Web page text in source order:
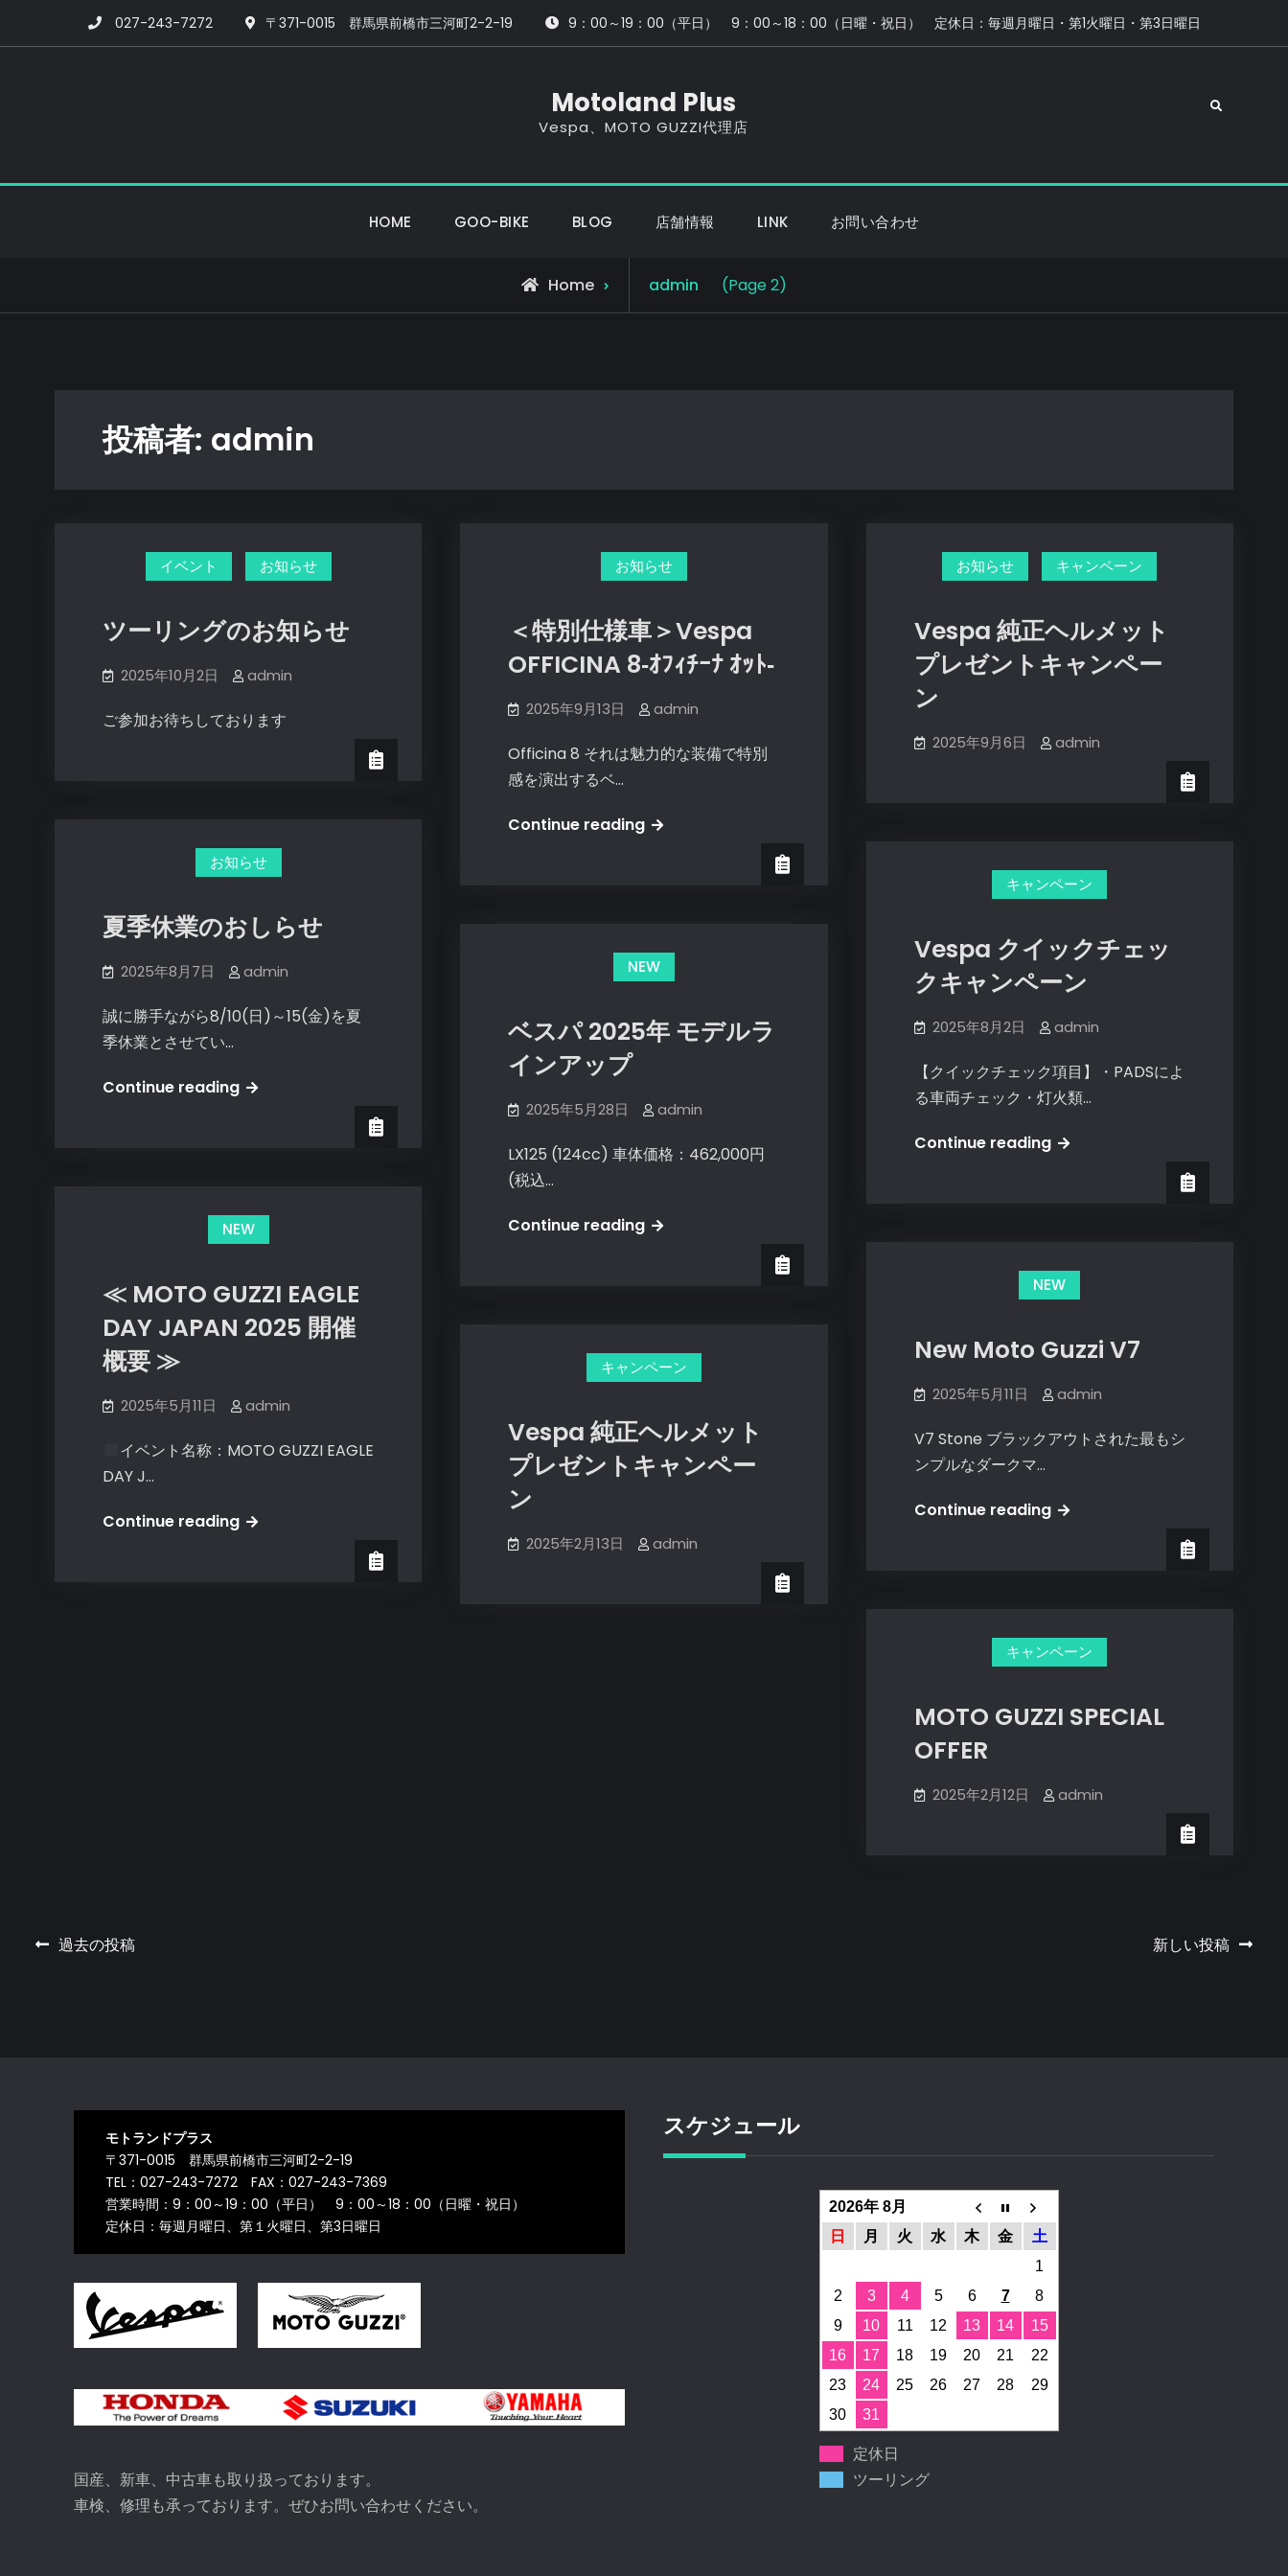
027-243-7272 〒371-0015 群馬県前橋市三河町2-2-19 9：00～19：00（平日） 9：00～18：00（日曜・祝日） 定休日：毎週月曜日・第1火曜日・第3日曜日
Motoland Plus
Vespa、MOTO GUZZI代理店
Search
HOME GOO-BIKE BLOG 店舗情報 LINK お問い合わせ
Home
View
all
admin (Page 2)
投稿者: admin
イベント お知らせ
ツーリングのお知らせ
2025年10月2日 admin
ご参加お待ちしております
お知らせ
＜特別仕様車＞Vespa
OFFICINA 8‐ｵﾌｨﾁｰﾅ ｵｯﾄ‐
2025年9月13日 admin
Officina 8 それは魅力的な装備で特別
感を演出するベ…
Continue reading＜
車
＞
OFFICINA
ﾌ
ﾁ
ｵ
お知らせ キャンペーン
Vespa 純正ヘルメット
プレゼントキャンペー
ン
2025年9月6日 admin
お知らせ
夏季休業のおしらせ
2025年8月7日 admin
誠に勝手ながら8/10(日)～15(金)を夏
季休業とさせてい…
Continue reading夏
お
し
せ
キャンペーン
Vespa クイックチェッ
クキャンペーン
2025年8月2日 admin
【クイックチェック項目】・PADSによ
る車両チェック・灯火類…
Continue readingVespa
チ
ェ
ク
ャ
ペ
ン
NEW
ベスパ 2025年 モデルラ
インアップ
2025年5月28日 admin
LX125 (124cc) 車体価格：462,000円
(税込…
Continue readingベ
モ
デ
ラ
イ
ン
ッ
NEW
≪ MOTO GUZZI EAGLE
DAY JAPAN 2025 開催
概要 ≫
2025年5月11日 admin
イベント名称：MOTO GUZZI EAGLE
DAY J…
Continue reading≪
NEW
New Moto Guzzi V7
2025年5月11日 admin
V7 Stone ブラックアウトされた最もシ
ンプルなダークマ…
Continue readingNew
キャンペーン
Vespa 純正ヘルメット
プレゼントキャンペー
ン
2025年2月13日 admin
キャンペーン
MOTO GUZZI SPECIAL
OFFER
2025年2月12日 admin
投過去の投稿 新しい投稿
モトランドプラス
〒371-0015 群馬県前橋市三河町2-2-19
TEL：027-243-7272 FAX：027-243-7369
営業時間：9：00～19：00（平日） 9：00～18：00（日曜・祝日）
定休日：毎週月曜日、第１火曜日、第3日曜日
国産、新車、中古車も取り扱っております。
車検、修理も承っております。ぜひお問い合わせください。
スケジュール
2026年 8月
日
月 火 水 木 金
土
1
2
3 4 5 6 7
8
9
10 11 12 13 14
15
16
17 18 19 20 21
22
23
24 25 26 27 28
29
30
31
定休日
ツーリング